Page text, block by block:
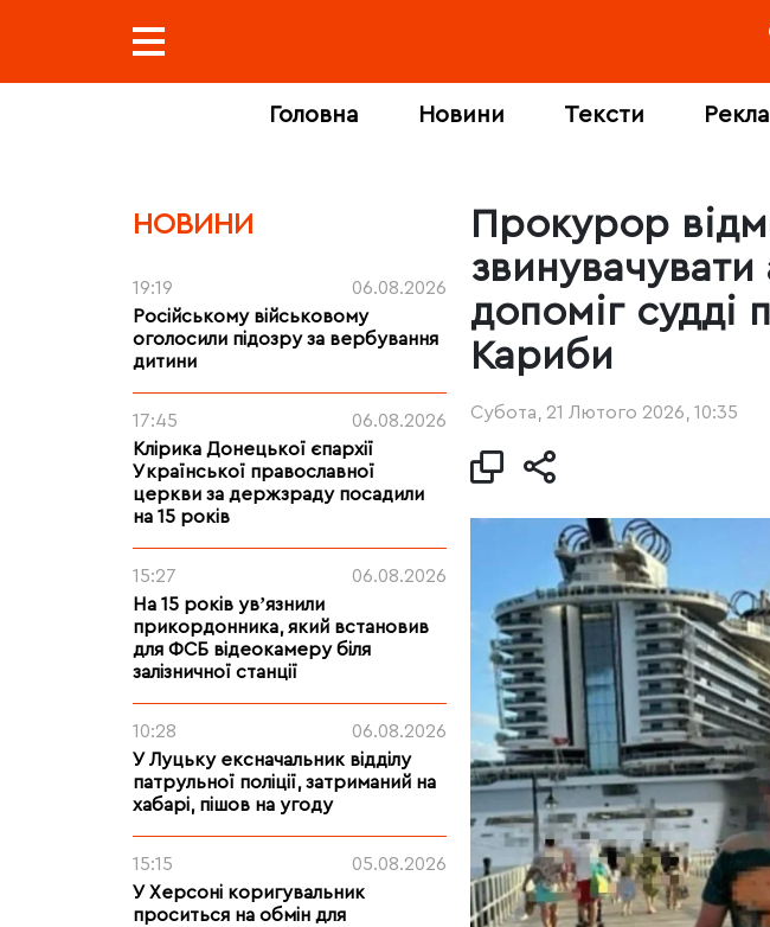
Головна Новини Тексти
НОВИНИ
19:19
06.08.2026
Російському військовому
оголосили підозру за вербування
дитини
17:45
06.08.2026
Клірика Донецької єпархії
Української православної
церкви за держзраду посадили
на 15 років
15:27
06.08.2026
На 15 років увʼязнили
прикордонника, який встановив
для ФСБ відеокамеру біля
залізничної станції
10:28
06.08.2026
У Луцьку ексначальник відділу
патрульної поліції, затриманий на
хабарі, пішов на угоду
15:15
05.08.2026
У Херсоні коригувальник
проситься на обмін для
Прокурор
допоміг судді
Кариби
Субота, 21 Лютого 2026, 10:35